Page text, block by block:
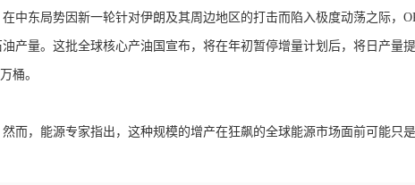
东局势因新一轮针对伊朗及其周边地区的打击而陷入极度动荡之际，
油产量。这批全球核心产油国宣布，将在年初暂停增量计划后，将日产量
桶。
，能源专家指出，这种规模的增产在狂飙的全球能源市场面前可能只是